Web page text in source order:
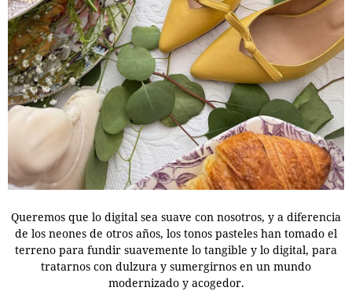
Queremos que lo digital sea suave con nosotros, y a diferencia
de los neones de otros años, los tonos pasteles han tomado el
terreno para fundir suavemente lo tangible y lo digital, para
tratarnos con dulzura y sumergirnos en un mundo
modernizado y acogedor.